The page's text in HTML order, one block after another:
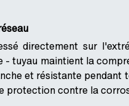
directement sur
tuyau maintient la
et résistante pendant
protection contre la